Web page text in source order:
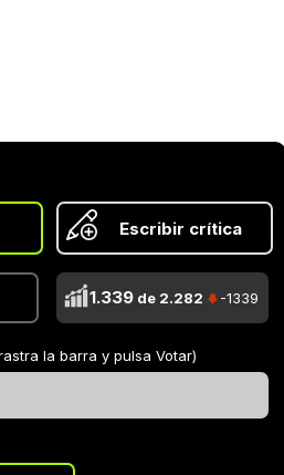
Escribir crítica
1.339de 2.282 -1339
la barra y pulsa Votar)